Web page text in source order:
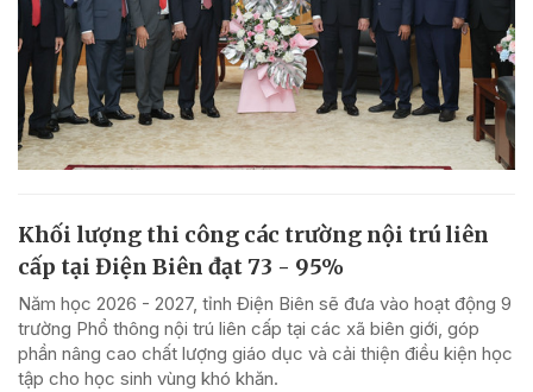
Khối lượng thi công các trường nội trú liên
cấp tại Điện Biên đạt 73 - 95%
Năm học 2026 - 2027, tỉnh Điện Biên sẽ đưa vào hoạt động 9
trường Phổ thông nội trú liên cấp tại các xã biên giới, góp
phần nâng cao chất lượng giáo dục và cải thiện điều kiện học
tập cho học sinh vùng khó khăn.